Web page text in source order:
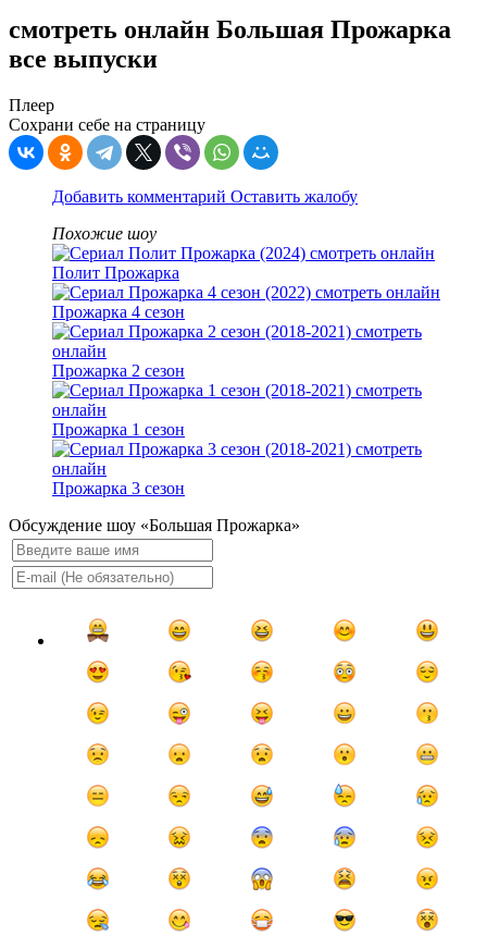
смотреть онлайн Большая Прожарка
все выпуски
Плеер
Сохрани себе на страницу
Добавить комментарий Оставить жалобу
Похожие шоу
Полит Прожарка
Прожарка 4 сезон
Прожарка 2 сезон
Прожарка 1 сезон
Прожарка 3 сезон
Обсуждение шоу «Большая Прожарка»